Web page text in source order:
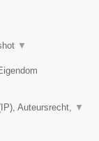
▼
Auteursrecht, ▼